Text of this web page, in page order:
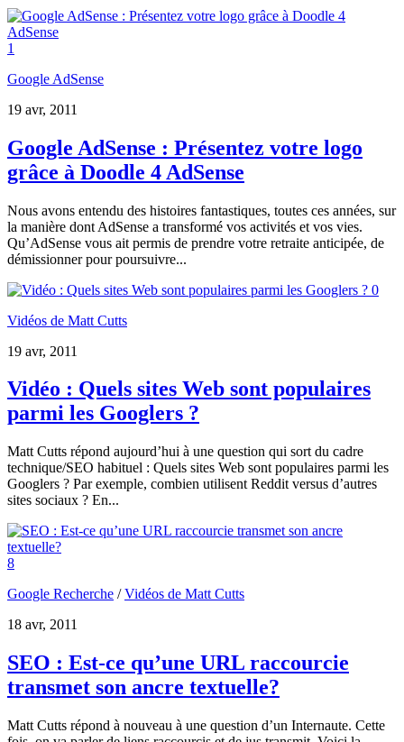
1
Google AdSense
19 avr, 2011
Google AdSense : Présentez votre logo
grâce à Doodle 4 AdSense
Nous avons entendu des histoires fantastiques, toutes ces années, sur
la manière dont AdSense a transformé vos activités et vos vies.
Qu’AdSense vous ait permis de prendre votre retraite anticipée, de
démissionner pour poursuivre...
0
Vidéos de Matt Cutts
19 avr, 2011
Vidéo : Quels sites Web sont populaires
parmi les Googlers ?
Matt Cutts répond aujourd’hui à une question qui sort du cadre
technique/SEO habituel : Quels sites Web sont populaires parmi les
Googlers ? Par exemple, combien utilisent Reddit versus d’autres
sites sociaux ? En...
8
Google Recherche /Vidéos de Matt Cutts
18 avr, 2011
SEO : Est-ce qu’une URL raccourcie
transmet son ancre textuelle?
Matt Cutts répond à nouveau à une question d’un Internaute. Cette